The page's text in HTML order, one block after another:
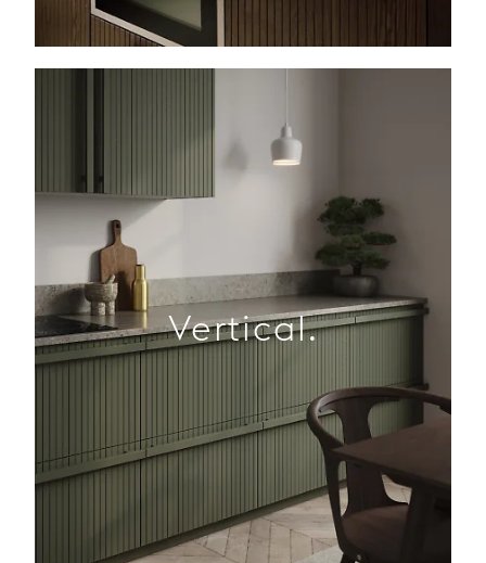
Vertical.